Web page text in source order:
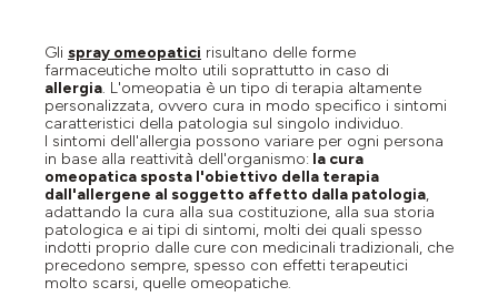
Gli spray omeopatici risultano delle forme
farmaceutiche molto utili soprattutto in caso di
allergia. L'omeopatia è un tipo di terapia altamente
personalizzata, ovvero cura in modo specifico i sintomi
caratteristici della patologia sul singolo individuo.
I sintomi dell'allergia possono variare per ogni persona
in base alla reattività dell'organismo: la cura
omeopatica sposta l'obiettivo della terapia
dall'allergene al soggetto affetto dalla patologia,
adattando la cura alla sua costituzione, alla sua storia
patologica e ai tipi di sintomi, molti dei quali spesso
indotti proprio dalle cure con medicinali tradizionali, che
precedono sempre, spesso con effetti terapeutici
molto scarsi, quelle omeopatiche.